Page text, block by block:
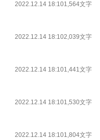
2022.12.14 18:101,564文字
2022.12.14 18:102,039文字
2022.12.14 18:101,441文字
2022.12.14 18:101,530文字
2022.12.14 18:101,804文字